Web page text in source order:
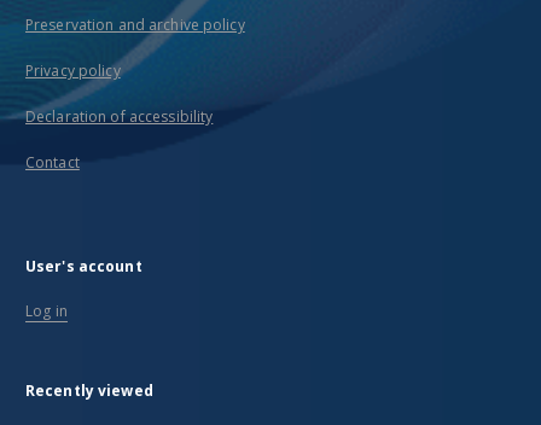
Preservation and archive policy
Privacy policy
Declaration of accessibility
Contact
User's account
Log in
Recently viewed